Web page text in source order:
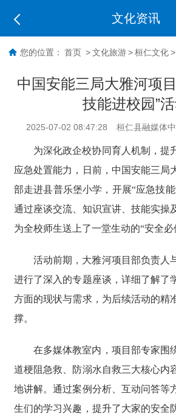
文化资讯
您的位置： 首页 > 文化旅游 > 桓仁文化 >
中国安能三局大雅河项
技能进校园”
2025-07-02 08:47:28 桓仁县融媒体
为深化政企校协同育人机制，提
应急处置能力，日前，中国安能三局
部走进县普乐堡小学，开展“应急技能
通过座谈交流、知识宣讲、技能实操
为全校师生送上了一堂生动的“安全必
活动前期，大雅河项目部负责人
进行了深入的专题座谈，详细了解了
方面的现状与需求，为后续活动的精
撑。
在多媒体教室内，项目部专家围
道梗阻急救、防溺水自救三大核心内
地讲解。通过案例分析、互动问答等
生们的学习兴趣，提升了大家的安全